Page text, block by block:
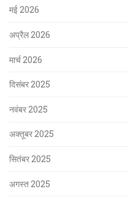
मई 2026
अप्रैल 2026
मार्च 2026
दिसंबर 2025
नवंबर 2025
अक्तूबर 2025
सितंबर 2025
अगस्त 2025